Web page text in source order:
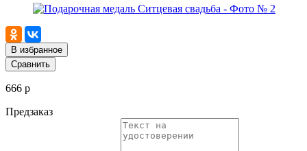
В избранное
Сравнить
666 р
Предзаказ